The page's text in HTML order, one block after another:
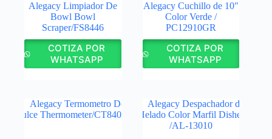
Alegacy Limpiador De
Bowl Bowl
Scraper/FS8446
COTIZA POR
WHATSAPP
Alegacy Cuchillo de 10″
Color Verde /
PC12910GR
COTIZA POR
WHATSAPP